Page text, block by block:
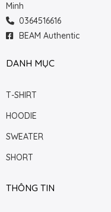
Minh
0364516616
BEAM Authentic
DANH MỤC
T-SHIRT
HOODIE
SWEATER
SHORT
THÔNG TIN